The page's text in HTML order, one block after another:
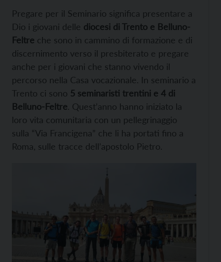
Pregare per il Seminario significa presentare a
Dio i giovani delle diocesi di Trento e Belluno-
Feltre che sono in cammino di formazione e di
discernimento verso il presbiterato e pregare
anche per i giovani che stanno vivendo il
percorso nella Casa vocazionale. In seminario a
Trento ci sono 5 seminaristi trentini e 4 di
Belluno-Feltre. Quest’anno hanno iniziato la
loro vita comunitaria con un pellegrinaggio
sulla “Via Francigena” che li ha portati fino a
Roma, sulle tracce dell’apostolo Pietro.